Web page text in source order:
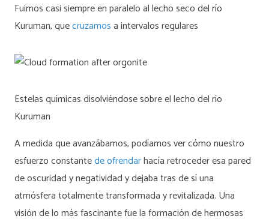
Fuimos casi siempre en paralelo al lecho seco del río
Kuruman, quecruzamosa intervalos regulares
Estelas químicas disolviéndose sobre el lecho del río
Kuruman
A medida que avanzábamos, podíamos ver cómo nuestro
esfuerzo constantede ofrendarhacía retroceder esa pared
de oscuridad y negatividad y dejaba tras de sí una
atmósfera totalmente transformada y revitalizada. Una
visión de lo más fascinante fue la formación de hermosas